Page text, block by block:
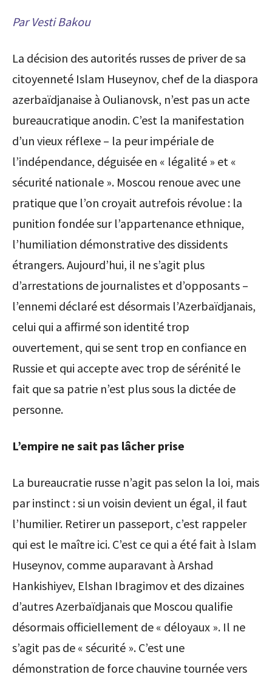
Par Vesti Bakou
La décision des autorités russes de priver de sa
citoyenneté Islam Huseynov, chef de la diaspora
azerbaïdjanaise à Oulianovsk, n’est pas un acte
bureaucratique anodin. C’est la manifestation
d’un vieux réflexe – la peur impériale de
l’indépendance, déguisée en « légalité » et «
sécurité nationale ». Moscou renoue avec une
pratique que l’on croyait autrefois révolue : la
punition fondée sur l’appartenance ethnique,
l’humiliation démonstrative des dissidents
étrangers. Aujourd’hui, il ne s’agit plus
d’arrestations de journalistes et d’opposants –
l’ennemi déclaré est désormais l’Azerbaïdjanais,
celui qui a affirmé son identité trop
ouvertement, qui se sent trop en confiance en
Russie et qui accepte avec trop de sérénité le
fait que sa patrie n’est plus sous la dictée de
personne.
L’empire ne sait pas lâcher prise
La bureaucratie russe n’agit pas selon la loi, mais
par instinct : si un voisin devient un égal, il faut
l’humilier. Retirer un passeport, c’est rappeler
qui est le maître ici. C’est ce qui a été fait à Islam
Huseynov, comme auparavant à Arshad
Hankishiyev, Elshan Ibragimov et des dizaines
d’autres Azerbaïdjanais que Moscou qualifie
désormais officiellement de « déloyaux ». Il ne
s’agit pas de « sécurité ». C’est une
démonstration de force chauvine tournée vers